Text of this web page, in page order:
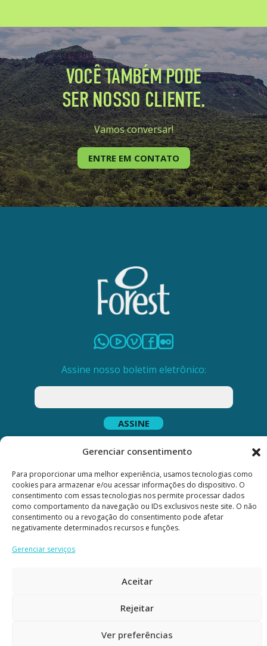
Gerenciar consentimento
Para proporcionar uma melhor experiência, usamos tecnologias como
cookies para armazenar e/ou acessar informações do dispositivo. O
consentimento com essas tecnologias nos permite processar dados
como comportamento da navegação ou IDs exclusivos neste site. O não
consentimento ou a revogação do consentimento pode afetar
negativamente determinados recursos e funções.
Gerenciar serviços
Aceitar
Rejeitar
Ver preferências
VOCÊ TAMBÉM PODE
SER NOSSO CLIENTE.
Vamos conversar!
ENTRE EM CONTATO
Assine nosso boletim eletrônico:
Sala nº 216
Asa Norte, Brasília/DF
CEP: 70755-530